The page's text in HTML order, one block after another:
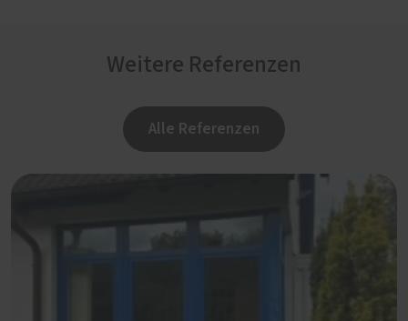
Weitere Referenzen
Alle Referenzen